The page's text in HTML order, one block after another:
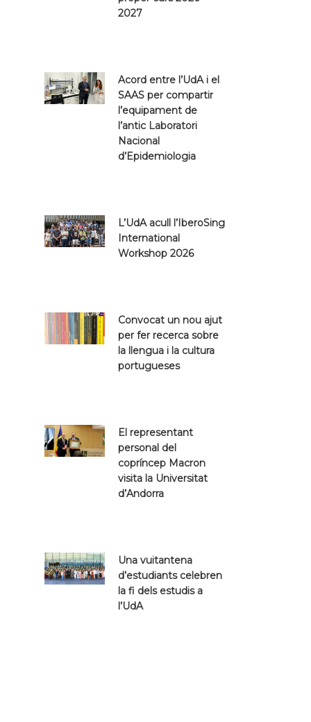
2027
Acord entre l’UdA i el
SAAS per compartir
l’equipament de
l’antic Laboratori
Nacional
d’Epidemiologia
L’UdA acull l’IberoSing
International
Workshop 2026
Convocat un nou ajut
per fer recerca sobre
la llengua i la cultura
portugueses
El representant
personal del
copríncep Macron
visita la Universitat
d’Andorra
Una vuitantena
d’estudiants celebren
la fi dels estudis a
l’UdA